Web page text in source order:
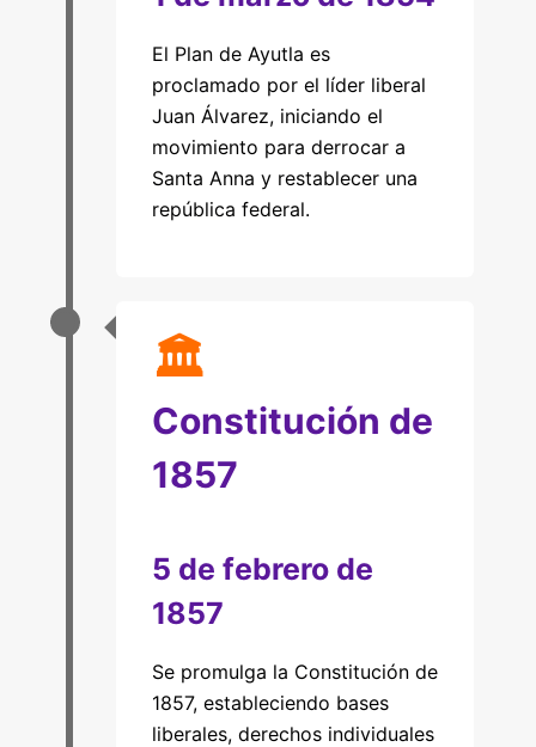
El Plan de Ayutla es
proclamado por el líder liberal
Juan Álvarez, iniciando el
movimiento para derrocar a
Santa Anna y restablecer una
república federal.
🏛
Constitución de
1857
5 de febrero de
1857
Se promulga la Constitución de
1857, estableciendo bases
liberales, derechos individuales